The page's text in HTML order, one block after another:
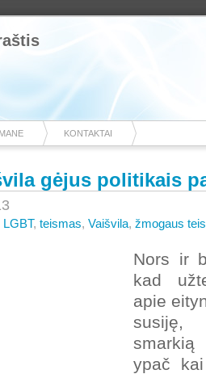
KONTAKTAI
gėjus politikais
LGBT, teismas, Vaišvila, žmogaus
Nors ir
kad
apie
susiję,
ypač